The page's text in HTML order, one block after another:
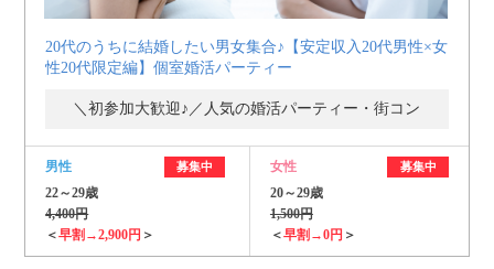
20代のうちに結婚したい男女集合♪【安定収入20代男性×女
性20代限定編】個室婚活パーティー
＼初参加大歓迎♪／人気の婚活パーティー・街コン
男性 募集中
22～29歳
4,400円
＜早割→2,900円 ＞
女性 募集中
20～29歳
1,500円
＜早割→0円 ＞